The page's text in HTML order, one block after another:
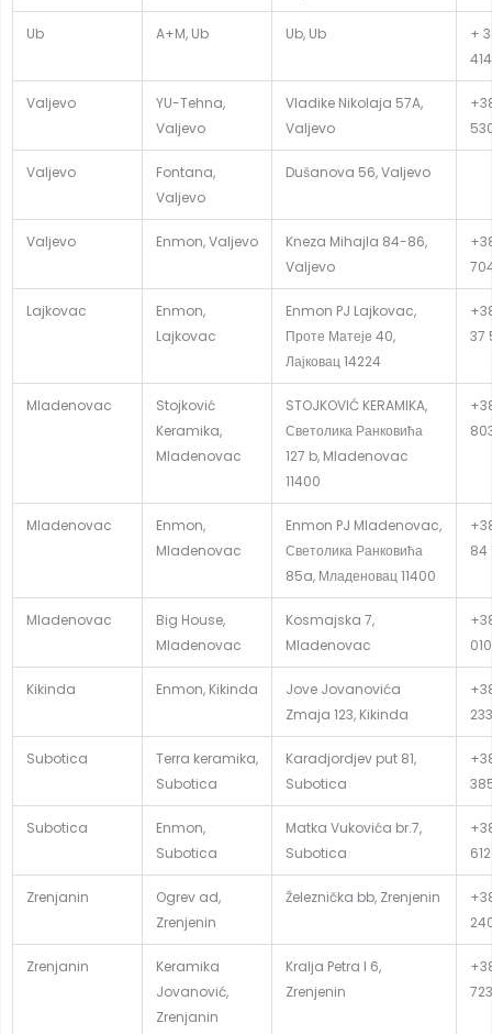
Ub A+M, Ub Ub, Ub
+
Valjevo
YU-Tehna,
Valjevo
Vladike Nikolaja 57A,
Valjevo
Valjevo
Fontana,
Valjevo
Dušanova 56, Valjevo
Valjevo Enmon, Valjevo
Kneza Mihajla 84-86,
Valjevo
Lajkovac
Enmon,
Lajkovac
Enmon PJ Lajkovac,
Проте Матеје 40,
Лајковац 14224
37
Mladenovac
Stojković
Keramika,
Mladenovac
STOJKOVIĆ KERAMIKA,
Светолика Ранковића
127 b, Mladenovac
11400
Mladenovac
Enmon,
Mladenovac
Enmon PJ Mladenovac,
Светолика Ранковића
85a, Младеновац 11400
84
Mladenovac
Big House,
Mladenovac
Kosmajska 7,
Mladenovac
010
Kikinda Enmon, Kikinda
Jove Jovanovića
Zmaja 123, Kikinda
233
Subotica
Terra keramika,
Subotica
Karadjordjev put 81,
Subotica
Subotica
Enmon,
Subotica
Matka Vukovića br.7,
Subotica
612
Zrenjanin
Ogrev ad,
Zrenjenin
Železnička bb, Zrenjenin
Zrenjanin
Keramika
Jovanović,
Zrenjanin
Kralja Petra I 6,
Zrenjenin
723